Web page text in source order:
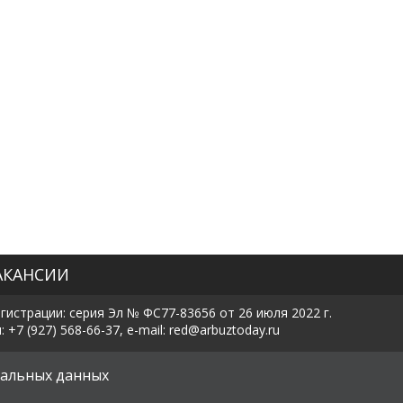
серия Эл № ФС77-83656 от 26 июля 2022 г.
(927) 568-66-37, e-mail: red@arbuztoday.ru
данных